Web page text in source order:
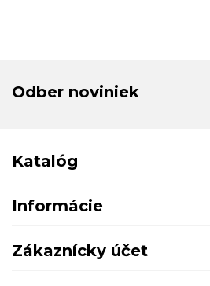
Odber noviniek
Katalóg
Informácie
Zákaznícky účet